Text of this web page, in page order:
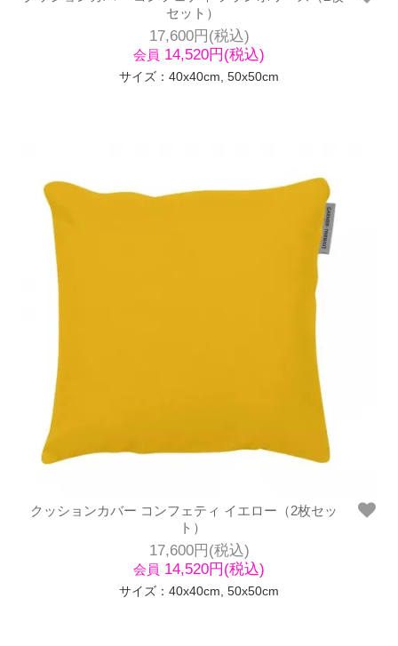
セット）
17,600円(税込)
会員 14,520円(税込)
サイズ：40x40cm, 50x50cm
クッションカバー コンフェティ イエロー（2枚セッ
ト）
17,600円(税込)
会員 14,520円(税込)
サイズ：40x40cm, 50x50cm